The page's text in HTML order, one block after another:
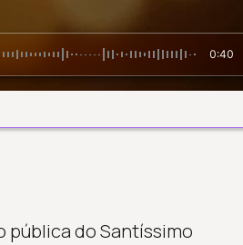
0:40
pública do Santíssimo